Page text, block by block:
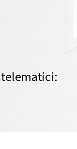
telematici: